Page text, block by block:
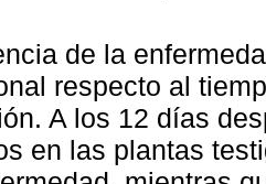
de la
respecto al
A los 12 días
en las plantas